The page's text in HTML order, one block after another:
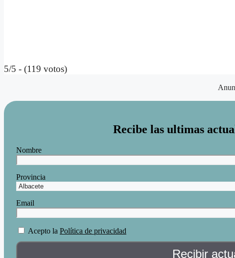
5/5 - (119 votos)
Recibe las ultimas
Nombre
Provincia
Email
Acepto la Política de privacidad